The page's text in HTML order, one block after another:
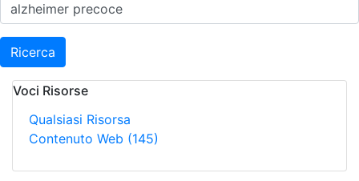
Ricerca
Voci Risorse
Qualsiasi Risorsa
Contenuto Web (145)